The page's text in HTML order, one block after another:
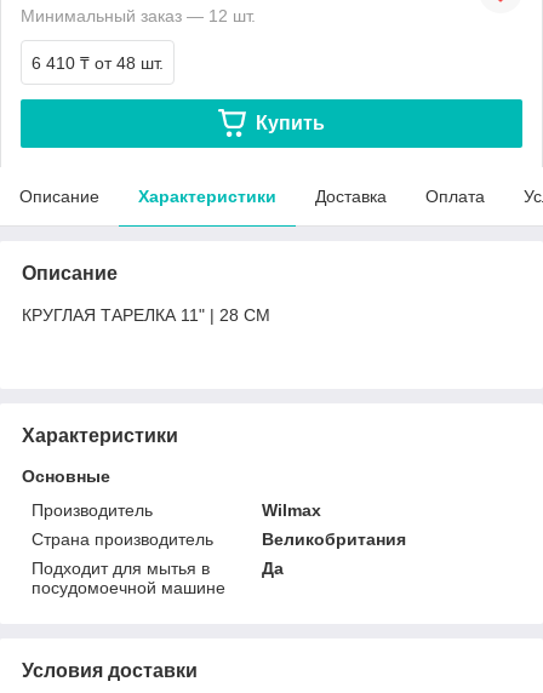
Минимальный заказ — 12 шт.
6 410 ₸ от 48 шт.
Купить
Описание Характеристики Доставка Оплата
Описание
КРУГЛАЯ ТАРЕЛКА 11" | 28 CM
Характеристики
Основные
Производитель
Wilmax
Страна производитель
Великобритания
Подходит для мытья в
посудомоечной машине
Да
Условия доставки